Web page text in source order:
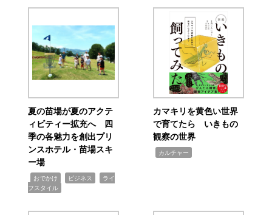
夏の苗場が夏のアクテ
ィビティー拡充へ 四
季の各魅力を創出プリ
ンスホテル・苗場スキ
ー場
おでかけ ビジネス
ライ
フスタイル
カマキリを黄色い世界
で育てたら いきもの
観察の世界
カルチャー